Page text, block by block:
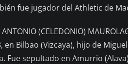
fue jugador del Athletic de
ANTONIO (CELEDONIO)
en Bilbao (Vizcaya), hijo de
Fue sepultado en Amurrio